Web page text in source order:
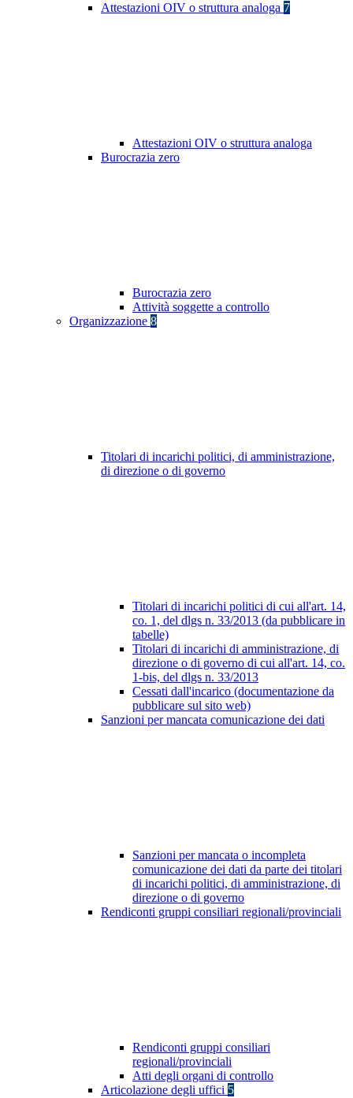
Attestazioni OIV o struttura analoga 7
Attestazioni OIV o struttura analoga
Burocrazia zero
Burocrazia zero
Attività soggette a controllo
Organizzazione 8
Titolari di incarichi politici, di amministrazione,
di direzione o di governo
Titolari di incarichi politici di cui all'art. 14,
co. 1, del dlgs n. 33/2013 (da pubblicare in
tabelle)
Titolari di incarichi di amministrazione, di
direzione o di governo di cui all'art. 14, co.
1-bis, del dlgs n. 33/2013
Cessati dall'incarico (documentazione da
pubblicare sul sito web)
Sanzioni per mancata comunicazione dei dati
Sanzioni per mancata o incompleta
comunicazione dei dati da parte dei titolari
di incarichi politici, di amministrazione, di
direzione o di governo
Rendiconti gruppi consiliari regionali/provinciali
Rendiconti gruppi consiliari
regionali/provinciali
Atti degli organi di controllo
Articolazione degli uffici 5